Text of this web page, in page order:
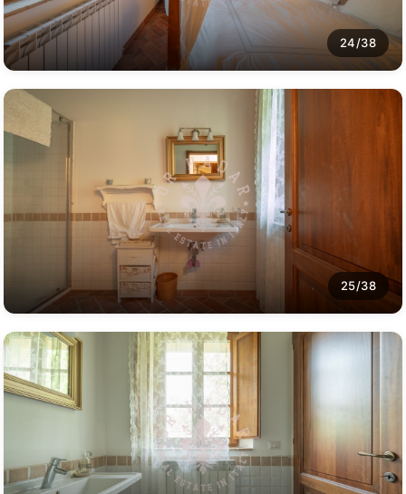
24/38
25/38